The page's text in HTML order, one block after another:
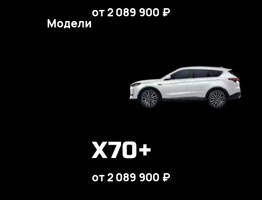
Модели
от 2 089 900 ₽
X70+
от 2 089 900 ₽